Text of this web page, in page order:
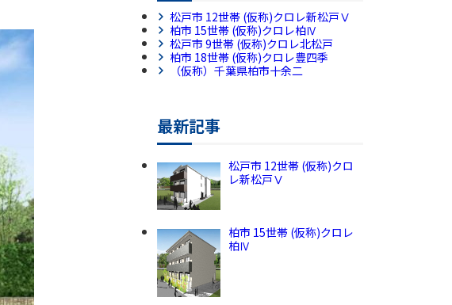
松戸市 12世帯 (仮称)クロレ新松戸Ⅴ
柏市 15世帯 (仮称)クロレ柏Ⅳ
松戸市 9世帯 (仮称)クロレ北松戸
柏市 18世帯 (仮称)クロレ豊四季
（仮称）千葉県柏市十余二
最新記事
松戸市 12世帯 (仮称)クロ
レ新松戸Ⅴ
柏市 15世帯 (仮称)クロレ
柏Ⅳ